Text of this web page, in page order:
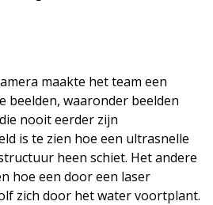
maakte het team een
beelden, waaronder beelden
nooit eerder zijn
is te zien hoe een ultrasnelle
heen schiet. Het andere
hoe een door een laser
zich door het water voortplant.